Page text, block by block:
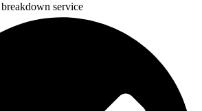
service